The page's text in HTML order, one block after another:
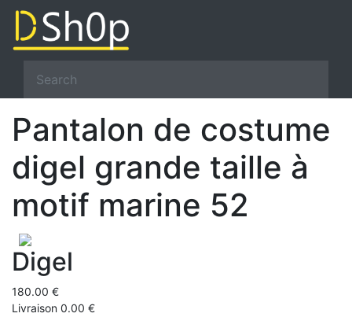
Pantalon de costume
digel grande taille à
motif marine 52
Digel
180.00 €
Livraison 0.00 €